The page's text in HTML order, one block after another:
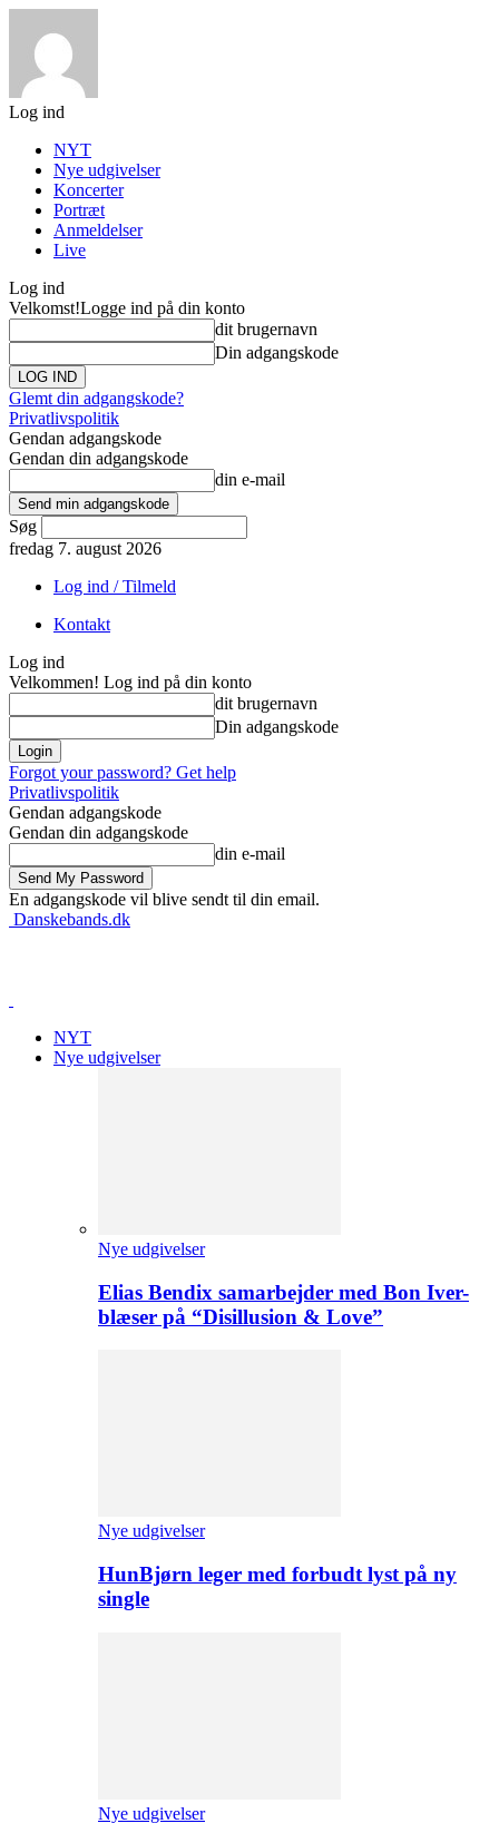
Log ind
NYT
Nye udgivelser
Koncerter
Portræt
Anmeldelser
Live
Log ind
Velkomst!Logge ind på din konto
dit brugernavn
Din adgangskode
Glemt din adgangskode?
Privatlivspolitik
Gendan adgangskode
Gendan din adgangskode
din e-mail
Søg
fredag 7. august 2026
Log ind / Tilmeld
Kontakt
Log ind
Velkommen! Log ind på din konto
dit brugernavn
Din adgangskode
Forgot your password? Get help
Privatlivspolitik
Gendan adgangskode
Gendan din adgangskode
din e-mail
En adgangskode vil blive sendt til din email.
Danskebands.dk
NYT
Nye udgivelser
Nye udgivelser
Elias Bendix samarbejder med Bon Iver-
blæser på “Disillusion & Love”
Nye udgivelser
HunBjørn leger med forbudt lyst på ny
single
Nye udgivelser